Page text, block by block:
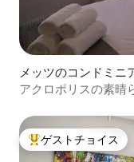
メッツのコンドミニ
アクロポリスの素晴
大好評のゲストチョ
ゲストチョイス